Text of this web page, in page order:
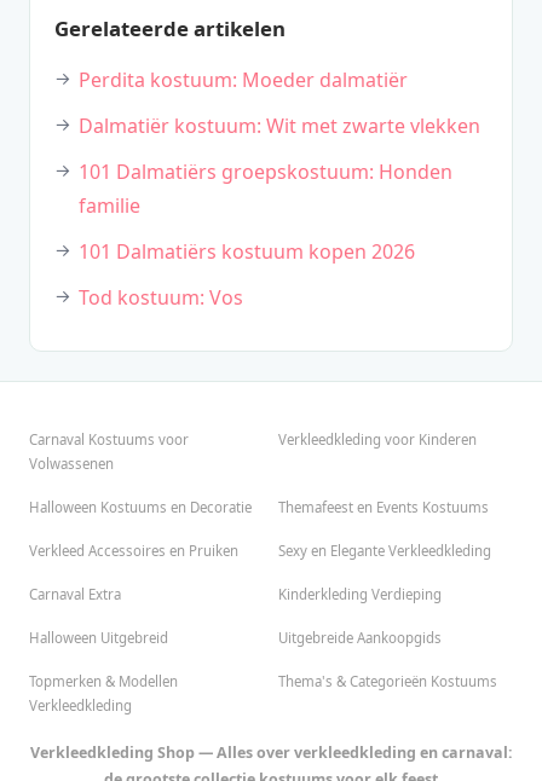
Gerelateerde artikelen
Perdita kostuum: Moeder dalmatiër
Dalmatiër kostuum: Wit met zwarte vlekken
101 Dalmatiërs groepskostuum: Honden
familie
101 Dalmatiërs kostuum kopen 2026
Tod kostuum: Vos
Carnaval Kostuums voor
Volwassenen
Verkleedkleding voor Kinderen
Halloween Kostuums en Decoratie Themafeest en Events Kostuums
Verkleed Accessoires en Pruiken Sexy en Elegante Verkleedkleding
Carnaval Extra Kinderkleding Verdieping
Halloween Uitgebreid Uitgebreide Aankoopgids
Topmerken & Modellen
Verkleedkleding
Thema's & Categorieën Kostuums
Verkleedkleding Shop — Alles over verkleedkleding en carnaval: